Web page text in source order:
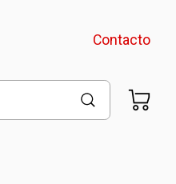
Contacto